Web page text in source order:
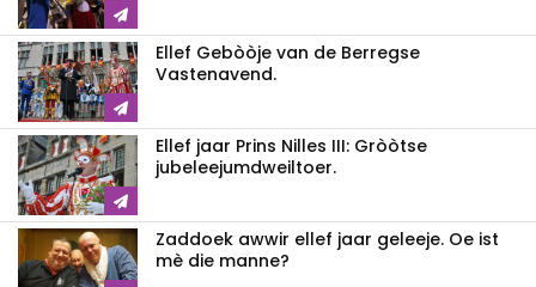
Ellef Gebòòje van de Berregse
Vastenavend.
Ellef jaar Prins Nilles III: Gròòtse
jubeleejumdweiltoer.
Zaddoek awwir ellef jaar geleeje. Oe ist
mè die manne?